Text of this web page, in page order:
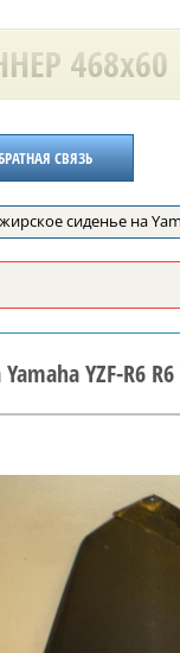
СВЯЗЬ
сиденье на
YZF-R6